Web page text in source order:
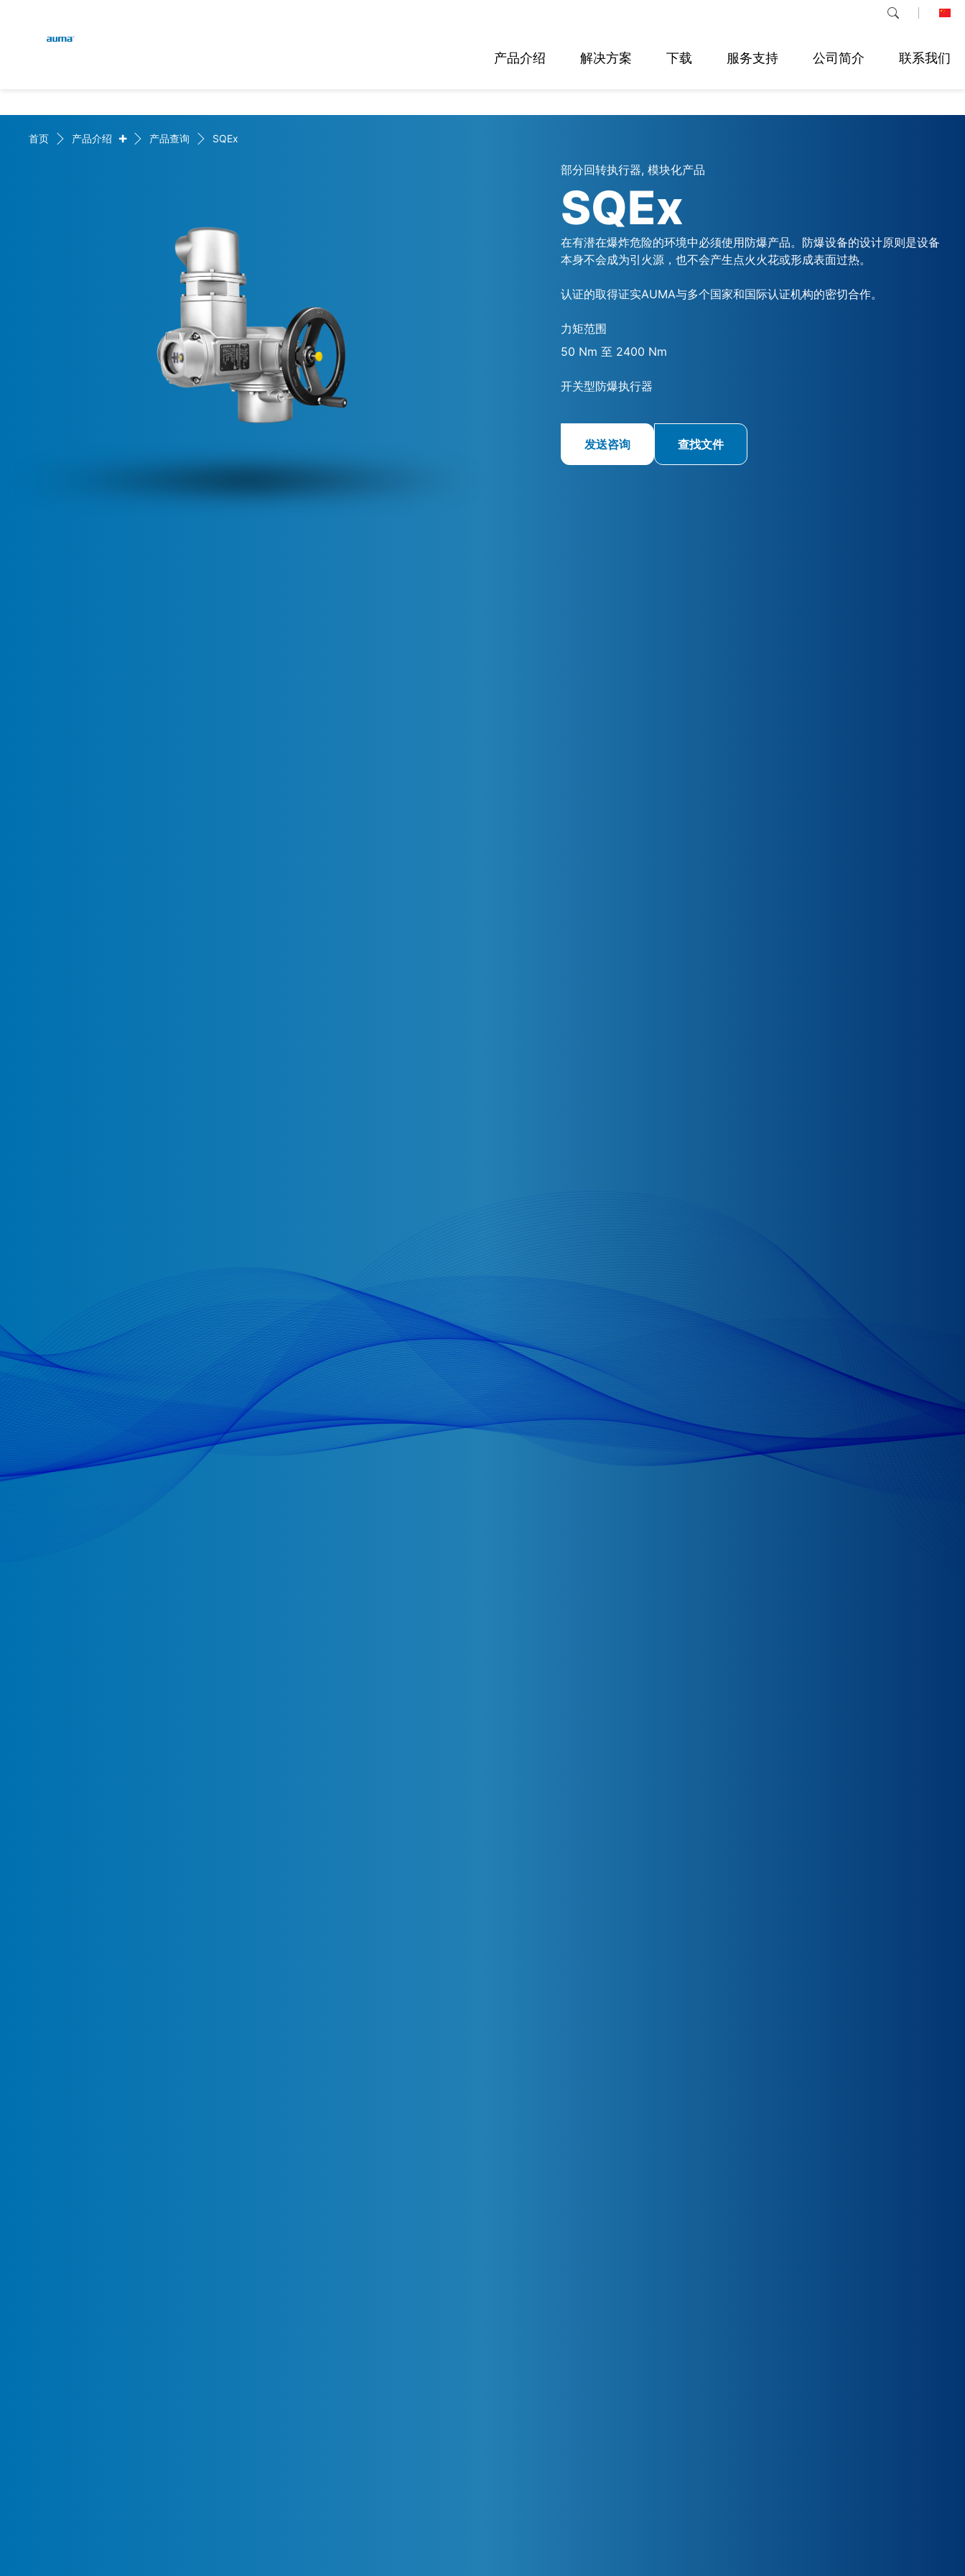
产品介绍 解决方案 下载 服务支持 公司简介 联系我们
欧洲
Deutsch
首页 产品介绍 + 产品查询 SQEx
部分回转执行器, 模块化产品
SQEx
在有潜在爆炸危险的环境中必须使用防爆产品。防爆设备的设计原则是设备
本身不会成为引火源，也不会产生点火火花或形成表面过热。
认证的取得证实AUMA与多个国家和国际认证机构的密切合作。
力矩范围
50 Nm 至 2400 Nm
开关型防爆执行器
发送咨询 查找文件